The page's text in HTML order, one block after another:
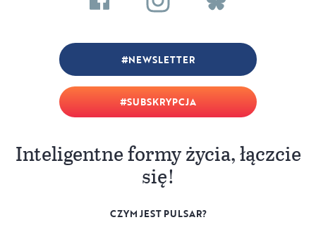
SUBSKRYPCJA
NEWSLETTER
Inteligentne formy życia, łączcie
się!
CZYM JEST PULSAR?